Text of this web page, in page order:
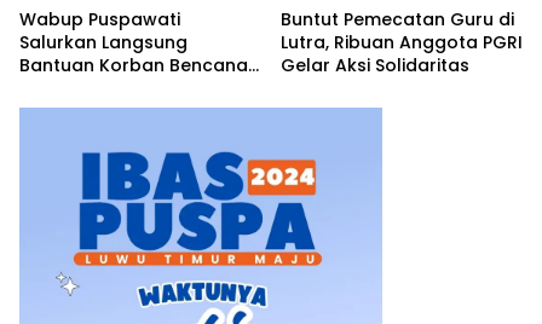
Wabup Puspawati
Salurkan Langsung
Bantuan Korban Bencana
Buntut Pemecatan Guru di
Lutra, Ribuan Anggota PGRI
Gelar Aksi Solidaritas